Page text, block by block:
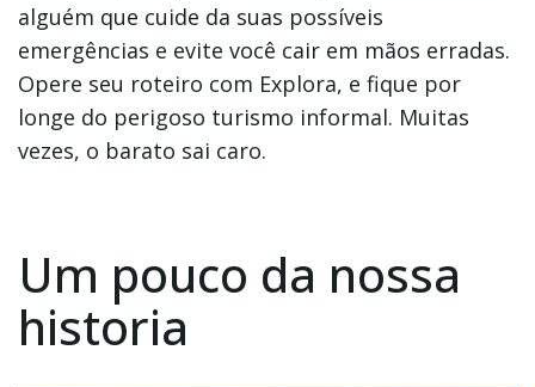
alguém que cuide da suas possíveis
emergências e evite você cair em mãos erradas.
Opere seu roteiro com Explora, e fique por
longe do perigoso turismo informal. Muitas
vezes, o barato sai caro.
Um pouco da nossa
historia